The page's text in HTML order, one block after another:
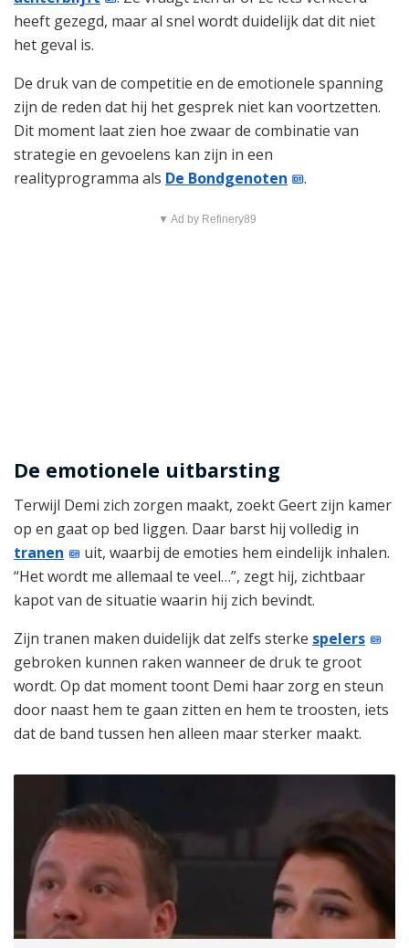
heeft gezegd, maar al snel wordt duidelijk dat dit niet
het geval is.
De druk van de competitie en de emotionele spanning
zijn de reden dat hij het gesprek niet kan voortzetten.
Dit moment laat zien hoe zwaar de combinatie van
strategie en gevoelens kan zijn in een
realityprogramma als De Bondgenoten .
▼ Ad by Refinery89
De emotionele uitbarsting
Terwijl Demi zich zorgen maakt, zoekt Geert zijn kamer
op en gaat op bed liggen. Daar barst hij volledig in
tranen
uit, waarbij de emoties hem eindelijk inhalen.
“Het wordt me allemaal te veel…”, zegt hij, zichtbaar
kapot van de situatie waarin hij zich bevindt.
Zijn tranen maken duidelijk dat zelfs sterke spelers
gebroken kunnen raken wanneer de druk te groot
wordt. Op dat moment toont Demi haar zorg en steun
door naast hem te gaan zitten en hem te troosten, iets
dat de band tussen hen alleen maar sterker maakt.